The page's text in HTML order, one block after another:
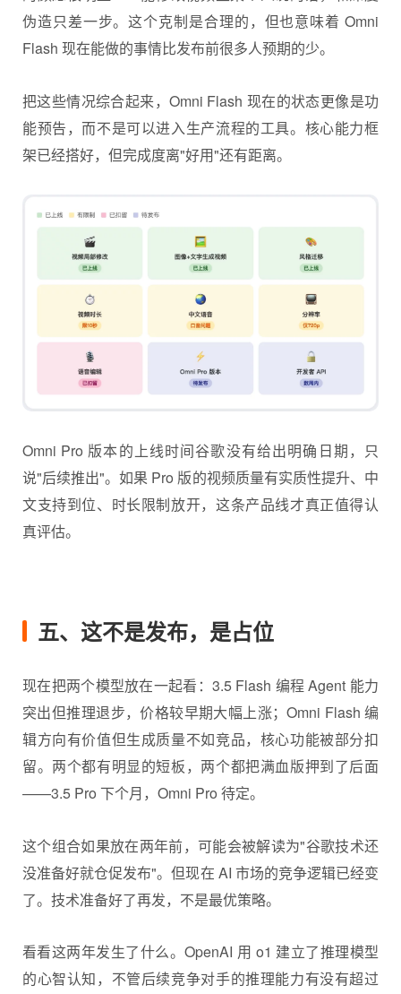
伪造只差一步。这个克制是合理的，但也意味着 Omni
Flash 现在能做的事情比发布前很多人预期的少。
把这些情况综合起来，Omni Flash 现在的状态更像是功
能预告，而不是可以进入生产流程的工具。核心能力框
架已经搭好，但完成度离"好用"还有距离。
Omni Pro 版本的上线时间谷歌没有给出明确日期，只
说"后续推出"。如果 Pro 版的视频质量有实质性提升、中
文支持到位、时长限制放开，这条产品线才真正值得认
真评估。
五、这不是发布，是占位
现在把两个模型放在一起看：3.5 Flash 编程 Agent 能力
突出但推理退步，价格较早期大幅上涨；Omni Flash 编
辑方向有价值但生成质量不如竞品，核心功能被部分扣
留。两个都有明显的短板，两个都把满血版押到了后面
——3.5 Pro 下个月，Omni Pro 待定。
这个组合如果放在两年前，可能会被解读为"谷歌技术还
没准备好就仓促发布"。但现在 AI 市场的竞争逻辑已经变
了。技术准备好了再发，不是最优策略。
看看这两年发生了什么。OpenAI 用 o1 建立了推理模型
的心智认知，不管后续竞争对手的推理能力有没有超过